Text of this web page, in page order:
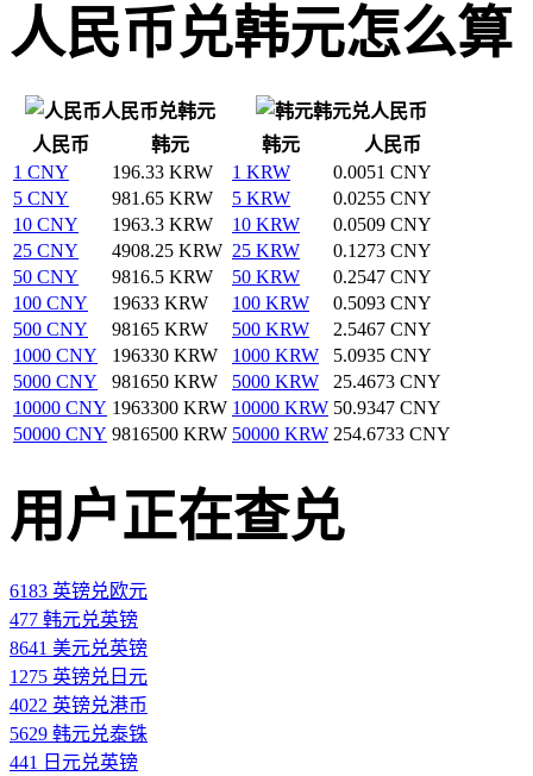
人民币兑韩元怎么算
人民币兑韩元
韩元兑人民币
人民币
韩元 韩元
人民币
1 CNY
196.33 KRW 1 KRW
0.0051 CNY
5 CNY
981.65 KRW 5 KRW
0.0255 CNY
10 CNY
1963.3 KRW 10 KRW
0.0509 CNY
25 CNY
4908.25 KRW 25 KRW
0.1273 CNY
50 CNY
9816.5 KRW 50 KRW
0.2547 CNY
100 CNY
19633 KRW 100 KRW
0.5093 CNY
500 CNY
98165 KRW 500 KRW
2.5467 CNY
1000 CNY
196330 KRW 1000 KRW
5.0935 CNY
5000 CNY
981650 KRW 5000 KRW
25.4673 CNY
10000 CNY 1963300 KRW 10000 KRW 50.9347 CNY
50000 CNY 9816500 KRW 50000 KRW 254.6733 CNY
用户正在查兑
6183 英镑兑欧元
477 韩元兑英镑
8641 美元兑英镑
1275 英镑兑日元
4022 英镑兑港币
5629 韩元兑泰铢
441 日元兑英镑